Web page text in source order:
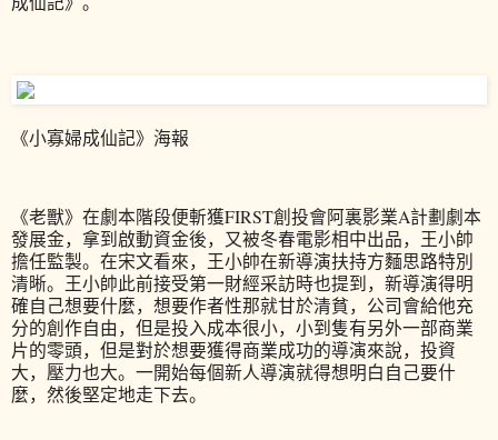
《小寡婦成仙記》海報
《老獸》在劇本階段便斬獲FIRST創投會阿裏影業A計劃劇本
發展金，拿到啟動資金後，又被冬春電影相中出品，王小帥
擔任監製。在宋文看來，王小帥在新導演扶持方麵思路特別
清晰。王小帥此前接受第一財經采訪時也提到，新導演得明
確自己想要什麼，想要作者性那就甘於清貧，公司會給他充
分的創作自由，但是投入成本很小，小到隻有另外一部商業
片的零頭，但是對於想要獲得商業成功的導演來說，投資
大，壓力也大。一開始每個新人導演就得想明白自己要什
麼，然後堅定地走下去。